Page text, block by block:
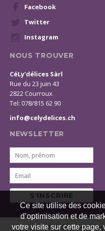
Facebook
Twitter
Instagram
NOUS TROUVER
CéLy'délices Sàrl
Rue du 23 juin 43
2822 Courroux
Tel: 078/815 62 90
info@celydelices.ch
NEWSLETTER
S'INSCRIRE
© 2026
Ce site utilise des
d’optimisation et de
votre visite sur cette page,